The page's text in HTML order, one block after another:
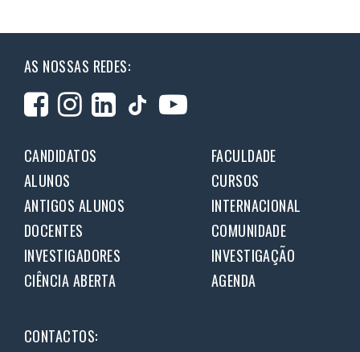
AS NOSSAS REDES:
CANDIDATOS
FACULDADE
ALUNOS
CURSOS
ANTIGOS ALUNOS
INTERNACIONAL
DOCENTES
COMUNIDADE
INVESTIGADORES
INVESTIGAÇÃO
CIÊNCIA ABERTA
AGENDA
CONTACTOS: